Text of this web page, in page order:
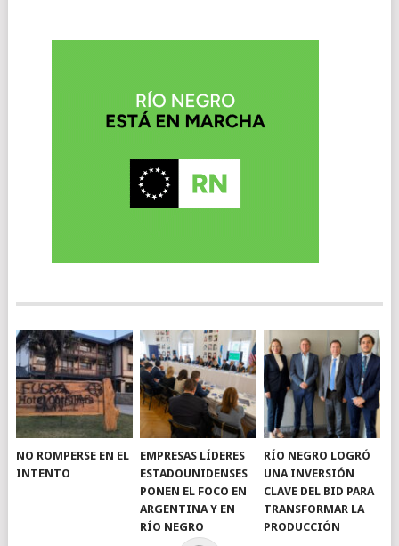
NO ROMPERSE EN EL
INTENTO
EMPRESAS LÍDERES
ESTADOUNIDENSES
PONEN EL FOCO EN
ARGENTINA Y EN
RÍO NEGRO
RÍO NEGRO LOGRÓ
UNA INVERSIÓN
CLAVE DEL BID PARA
TRANSFORMAR LA
PRODUCCIÓN